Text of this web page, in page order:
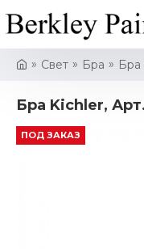
Свет Бра Бра
Бра Kichler,
ПОД ЗАКАЗ